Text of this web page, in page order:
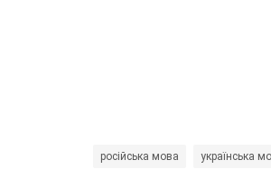
російська мова українська